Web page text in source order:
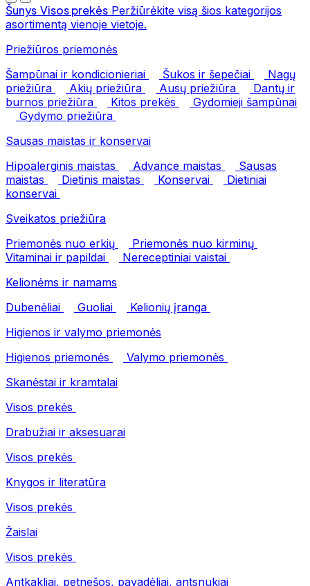
Šunys Visos prekės Peržiūrėkite visą šios kategorijos
asortimentą vienoje vietoje.
Priežiūros priemonės
Šampūnai ir kondicionieriai
Šukos ir šepečiai
Nagų
priežiūra
Akių priežiūra Ausų priežiūra
Dantų ir
burnos priežiūra
Kitos prekės
Gydomieji šampūnai
Gydymo priežiūra
Sausas maistas ir konservai
Hipoalerginis maistas
Advance maistas
Sausas
maistas
Dietinis maistas Konservai
Dietiniai
konservai
Sveikatos priežiūra
Priemonės nuo erkių
Priemonės nuo kirminų
Vitaminai ir papildai
Nereceptiniai vaistai
Kelionėms ir namams
Dubenėliai
Guoliai
Kelionių įranga
Higienos ir valymo priemonės
Higienos priemonės
Valymo priemonės
Skanėstai ir kramtalai
Visos prekės
Drabužiai ir aksesuarai
Visos prekės
Knygos ir literatūra
Visos prekės
Žaislai
Visos prekės
Antkakliai, petnešos, pavadėliai, antsnukiai